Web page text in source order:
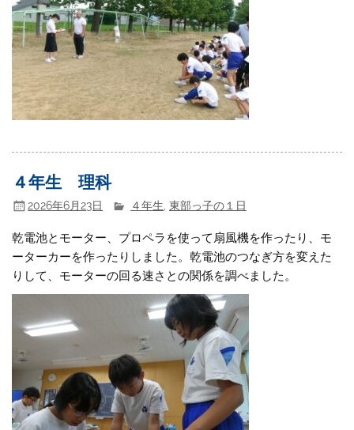
４年生 理科
2026年6月23日 ４年生 ,東部っ子の１日
乾電池とモーター、プロペラを使って扇風機を作ったり、モ
ーターカーを作ったりしました。乾電池のつなぎ方を変えた
りして、モーターの回る速さとの関係を調べました。